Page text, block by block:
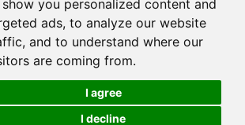
you personalized content and
ads, to analyze our website
and to understand where our
are coming from.
I agree
I decline